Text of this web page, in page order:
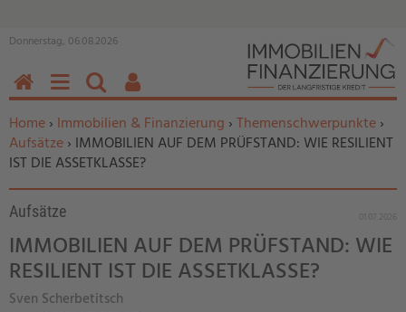
Donnerstag, 06.08.2026
Sie befinden sich hier:
Home› Immobilien & Finanzierung ›Themenschwerpunkte›
Aufsätze› IMMOBILIEN AUF DEM PRÜFSTAND: WIE RESILIENT
IST DIE ASSETKLASSE?
Aufsätze
IMMOBILIEN AUF DEM PRÜFSTAND: WIE
RESILIENT IST DIE ASSETKLASSE?
Sven Scherbetitsch
HOMEMENÜSUCHEN
BENUTZERFUNKTIONEN